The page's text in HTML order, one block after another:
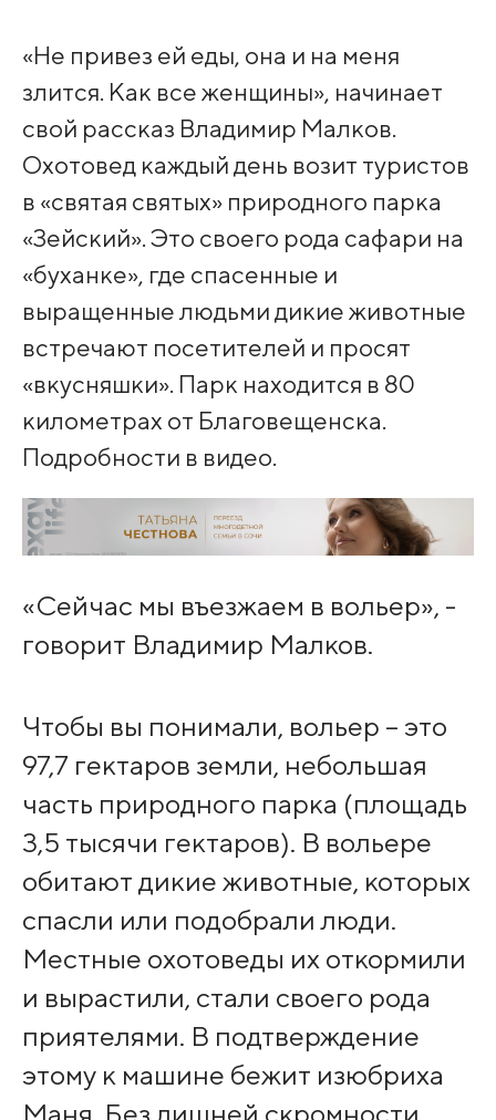
«Не привез ей еды, она и на меня
злится. Как все женщины», начинает
свой рассказ Владимир Малков.
Охотовед каждый день возит туристов
в «святая святых» природного парка
«Зейский». Это своего рода сафари на
«буханке», где спасенные и
выращенные людьми дикие животные
встречают посетителей и просят
«вкусняшки». Парк находится в 80
километрах от Благовещенска.
Подробности в видео.
«Сейчас мы въезжаем в вольер», -
говорит Владимир Малков.
Чтобы вы понимали, вольер – это
97,7 гектаров земли, небольшая
часть природного парка (площадь
3,5 тысячи гектаров). В вольере
обитают дикие животные, которых
спасли или подобрали люди.
Местные охотоведы их откормили
и вырастили, стали своего рода
приятелями. В подтверждение
этому к машине бежит изюбриха